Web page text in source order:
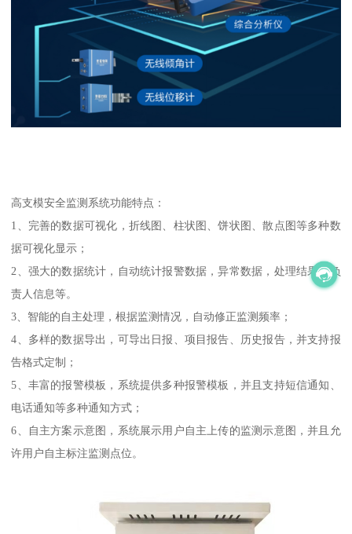
高支模安全监测系统功能特点：
1、完善的数据可视化，折线图、柱状图、饼状图、散点图等多种数
据可视化显示；
2、强大的数据统计，自动统计报警数据，异常数据，处理结果，负
责人信息等。
3、智能的自主处理，根据监测情况，自动修正监测频率；
4、多样的数据导出，可导出日报、项目报告、历史报告，并支持报
告格式定制；
5、丰富的报警模板，系统提供多种报警模板，并且支持短信通知、
电话通知等多种通知方式；
6、自主方案示意图，系统展示用户自主上传的监测示意图，并且允
许用户自主标注监测点位。